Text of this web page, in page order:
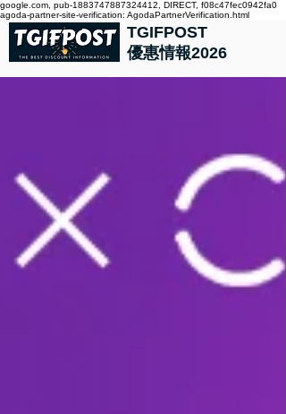
google.com, pub-1883747887324412, DIRECT, f08c47fec0942fa0
agoda-partner-site-verification: AgodaPartnerVerification.html
TGIFPOST
優惠情報2026